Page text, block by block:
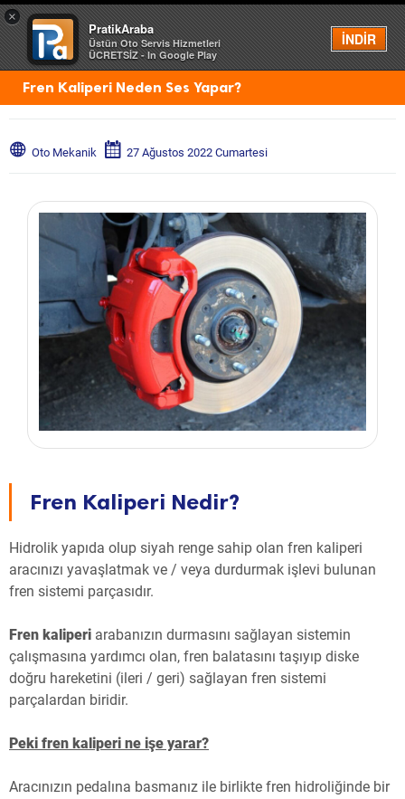
×
PratikAraba
Üstün Oto Servis Hizmetleri
ÜCRETSİZ - In Google Play
İNDİR
Menü
Fren Kaliperi Neden Ses Yapar?
Oto Mekanik 27 Ağustos 2022 Cumartesi
Fren Kaliperi Nedir?
Hidrolik yapıda olup siyah renge sahip olan fren kaliperi
aracınızı yavaşlatmak ve / veya durdurmak işlevi bulunan
fren sistemi parçasıdır.
Fren kaliperi arabanızın durmasını sağlayan sistemin
çalışmasına yardımcı olan, fren balatasını taşıyıp diske
doğru hareketini (ileri / geri) sağlayan fren sistemi
parçalardan biridir.
Peki fren kaliperi ne işe yarar?
Aracınızın pedalına basmanız ile birlikte fren hidroliğinde bir